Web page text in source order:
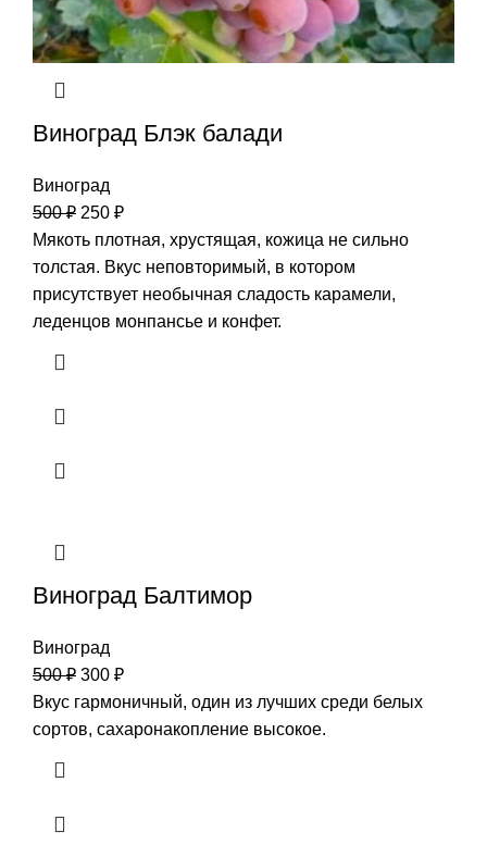
Виноград Блэк балади
Виноград
500₽ 250 ₽
Мякоть плотная, хрустящая, кожица не сильно
толстая. Вкус неповторимый, в котором
присутствует необычная сладость карамели,
леденцов монпансье и конфет.
Виноград Балтимор
Виноград
500₽ 300 ₽
Вкус гармоничный, один из лучших среди белых
сортов, сахаронакопление высокое.